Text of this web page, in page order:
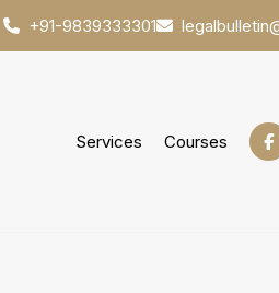
+91-9839333301
Services Courses